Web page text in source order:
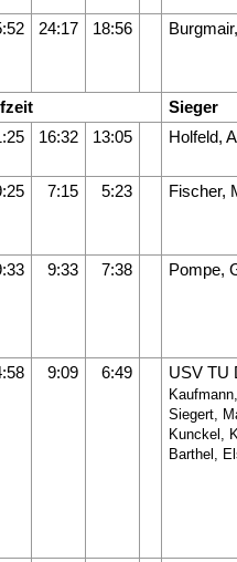
24:17 18:56
Sieger
16:32 13:05 Holfeld,
7:15 5:23 Fischer,
9:33 7:38 Pompe,
9:09 6:49 USV TU
Siegert,
Kunckel,
Barthel,